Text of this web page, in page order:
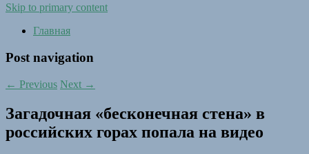
Skip to primary content
Главная
Post navigation
← Previous Next →
Загадочная «бесконечная стена» в
российских горах попала на видео